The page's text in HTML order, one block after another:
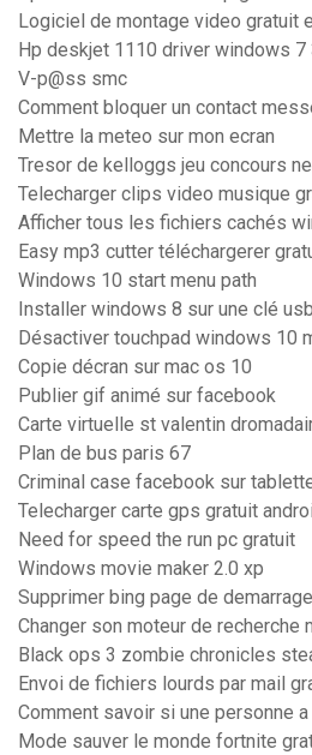
Logiciel de montage video gratuit
Hp deskjet 1110 driver windows 7
V-p@ss smc
Comment bloquer un contact
Mettre la meteo sur mon ecran
Tresor de kelloggs jeu concours
Telecharger clips video musique
Afficher tous les fichiers cachés
Easy mp3 cutter téléchargerer
Windows 10 start menu path
Installer windows 8 sur une clé
Désactiver touchpad windows 10
Copie décran sur mac os 10
Publier gif animé sur facebook
Carte virtuelle st valentin
Plan de bus paris 67
Criminal case facebook sur
Telecharger carte gps gratuit
Need for speed the run pc gratuit
Windows movie maker 2.0 xp
Supprimer bing page de demarrage
Changer son moteur de recherche
Black ops 3 zombie chronicles
Envoi de fichiers lourds par mail
Comment savoir si une personne
Mode sauver le monde fortnite